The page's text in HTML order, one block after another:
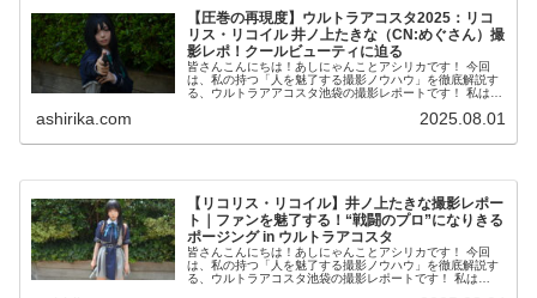
【圧巻の再現度】ウルトラアコスタ2025：リコ
リス・リコイル 井ノ上たきな（CN:めぐさん）撮
影レポ！クールビューティに迫る
皆さんこんにちは！あしにゃんことアシリカです！ 今回
は、私の持つ「人を魅了する撮影ノウハウ」を徹底解説す
る、ウルトラアアコスタ池袋の撮影レポートです！ 私は
ashirika.com 2025.08.01
【リコリス・リコイル】井ノ上たきな撮影レポー
ト｜ファンを魅了する！“戦闘のプロ”になりきる
ポージング in ウルトラアコスタ
皆さんこんにちは！あしにゃんことアシリカです！ 今回
は、私の持つ「人を魅了する撮影ノウハウ」を徹底解説す
る、ウルトラアコスタ池袋の撮影レポートです！ 私は